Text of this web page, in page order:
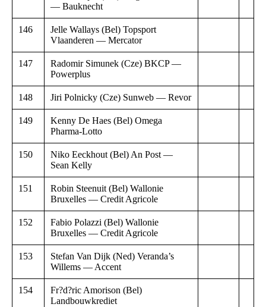
— Bauknecht
146
Jelle Wallays (Bel) Topsport
Vlaanderen — Mercator
147
Radomir Simunek (Cze) BKCP —
Powerplus
148 Jiri Polnicky (Cze) Sunweb — Revor
149
Kenny De Haes (Bel) Omega
Pharma-Lotto
150
Niko Eeckhout (Bel) An Post —
Sean Kelly
151
Robin Steenuit (Bel) Wallonie
Bruxelles — Credit Agricole
152
Fabio Polazzi (Bel) Wallonie
Bruxelles — Credit Agricole
153
Stefan Van Dijk (Ned) Veranda’s
Willems — Accent
154
Fr?d?ric Amorison (Bel)
Landbouwkrediet